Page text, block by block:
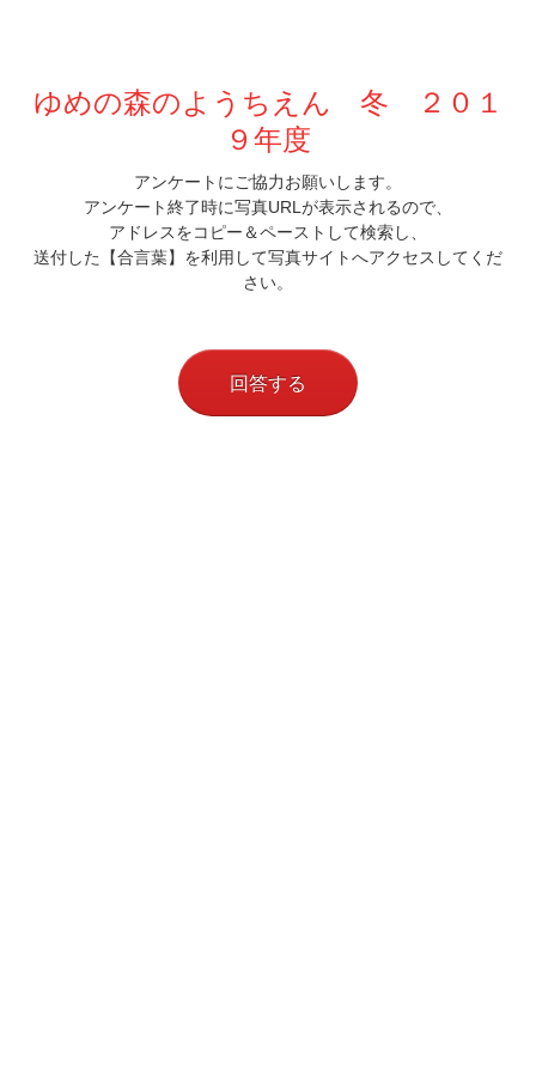
ゆめの森のようちえん 冬 ２０１
９年度
アンケートにご協力お願いします。
アンケート終了時に写真URLが表示されるので、
アドレスをコピー＆ペーストして検索し、
送付した【合言葉】を利用して写真サイトへアクセスしてくだ
さい。
回答する